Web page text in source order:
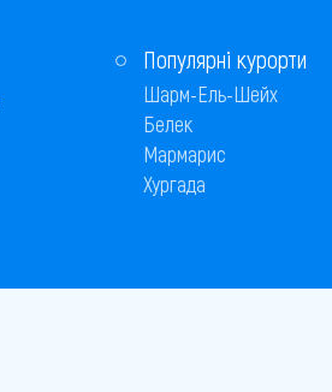
Популярні курорти
Шарм-Ель-Шейх
Белек
Мармарис
Хургада